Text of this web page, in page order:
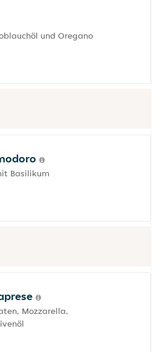
und Oregano
Basilikum
Mozzarella,